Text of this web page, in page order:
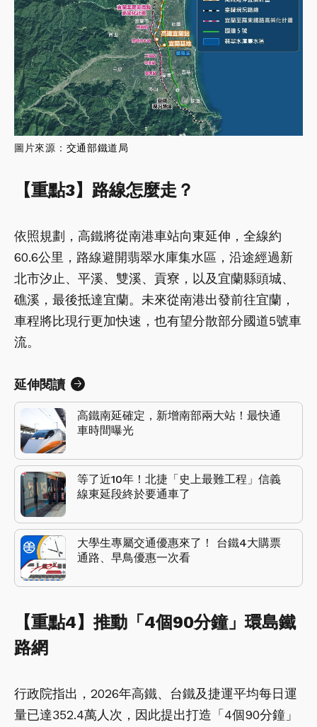
圖片來源： 交通部鐵道局
【重點3】路線怎麼走？
依照規劃，高鐵將從南港車站向東延伸，全線約
60.6公里，路線避開翡翠水庫集水區，沿途經過新
北市汐止、平溪、雙溪、貢寮，以及宜蘭縣頭城、
礁溪，最後抵達宜蘭。未來從南港出發前往宜蘭，
車程將比現行更加快速，也有望分散部分國道5號車
流。
延伸閱讀
高鐵南延確定，新增南部兩大站！最快通
車時間曝光
等了近10年！北捷「史上最難工程」信義
線東延段終於要通車了
大學生專屬交通優惠來了！ 台鐵4大購票
通路、早鳥優惠一次看
【重點4】推動「4個90分鐘」環島鐵
路網
行政院指出，2026年高鐵、台鐵及捷運平均每日運
量已達352.4萬人次，因此提出打造「4個90分鐘」